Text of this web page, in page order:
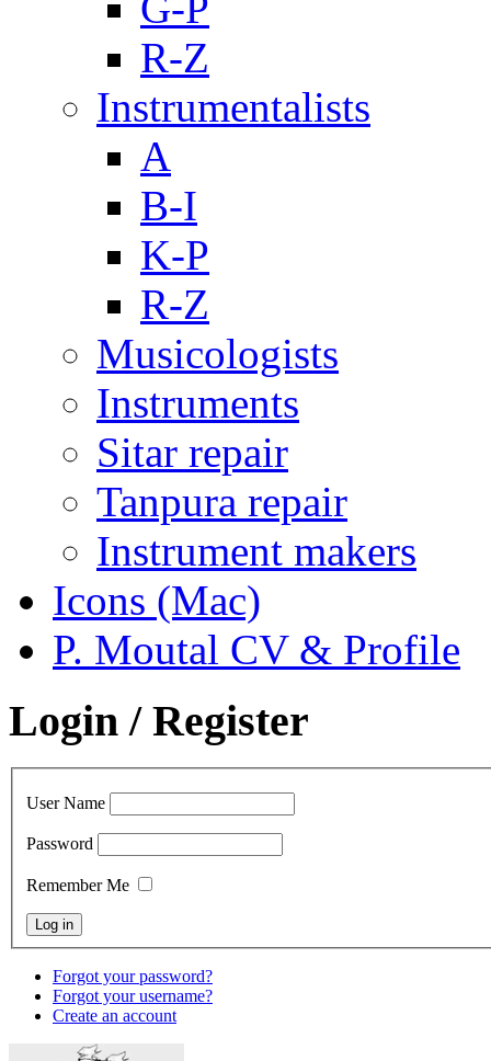
R-Z
Instrumentalists
A
B-I
K-P
R-Z
Musicologists
Instruments
Sitar repair
Tanpura repair
Instrument makers
Icons (Mac)
P. Moutal CV & Profile
Login / Register
User Name
Password
Remember Me
Forgot your password?
Forgot your username?
Create an account